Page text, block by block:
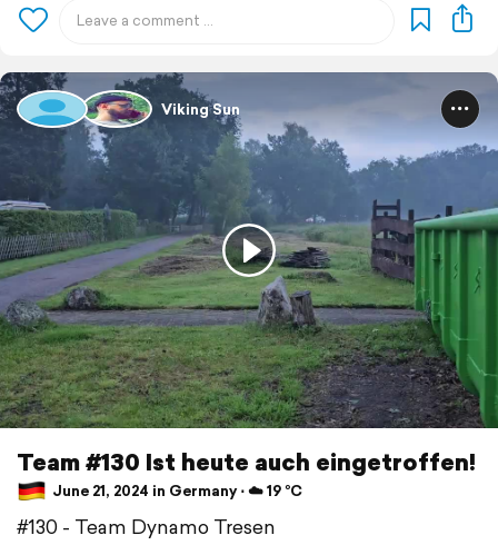
Viking Sun
Team #130 Ist heute auch eingetroffen!
June 21, 2024 in Germany ⋅ ☁️ 19 °C
#130 - Team Dynamo Tresen